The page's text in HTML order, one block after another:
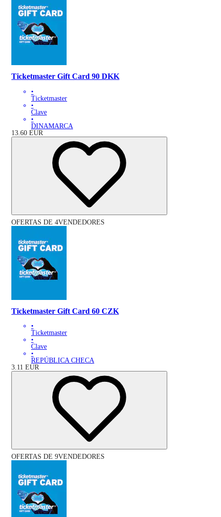
Ticketmaster Gift Card 90 DKK
•
Ticketmaster
•
Clave
•
DINAMARCA
13.60 EUR
OFERTAS DE 4VENDEDORES
Ticketmaster Gift Card 60 CZK
•
Ticketmaster
•
Clave
•
REPÚBLICA CHECA
3.11 EUR
OFERTAS DE 9VENDEDORES